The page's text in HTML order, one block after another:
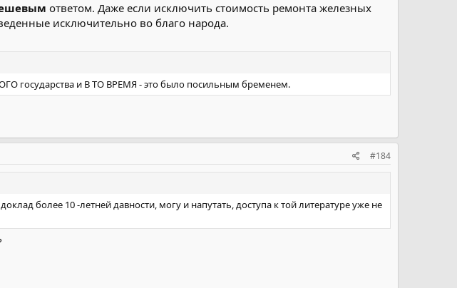
ответом. Даже если исключить стоимость ремонта железных
исключительно во благо народа.
государства и В ТО ВРЕМЯ - это было посильным бременем.
#184
более 10 -летней давности, могу и напутать, доступа к той литературе уже не